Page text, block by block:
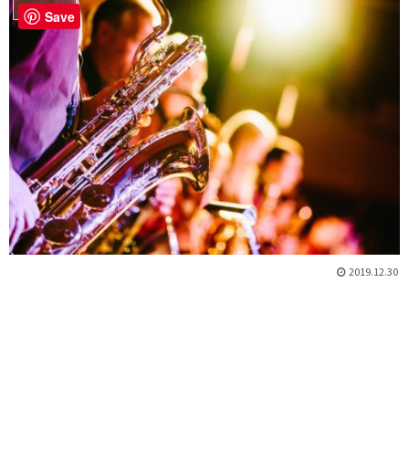
ライフハック
2019.12.30
Save